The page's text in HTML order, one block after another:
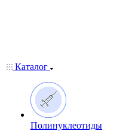
Каталог
Полинуклеотиды